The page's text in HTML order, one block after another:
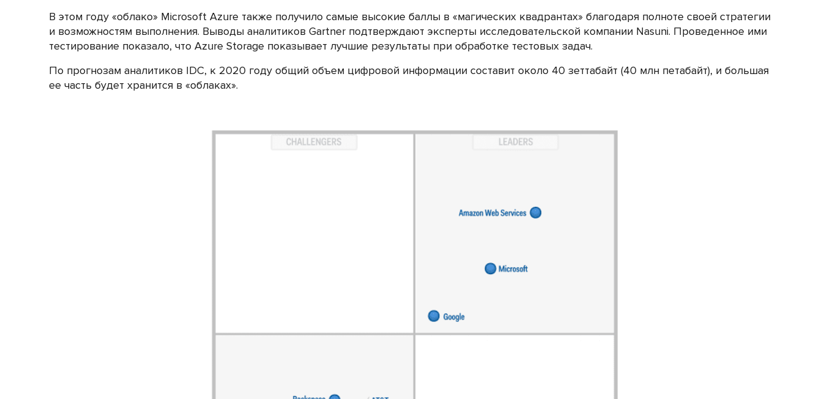
В этом году «облако» Microsoft Azure также получило самые высокие баллы в «магических квадрантах» благодаря полноте своей стратегии
и возможностям выполнения. Выводы аналитиков Gartner подтверждают эксперты исследовательской компании Nasuni. Проведенное ими
тестирование показало, что Azure Storage показывает лучшие результаты при обработке тестовых задач.
По прогнозам аналитиков IDC, к 2020 году общий объем цифровой информации составит около 40 зеттабайт (40 млн петабайт), и большая
ее часть будет хранится в «облаках».